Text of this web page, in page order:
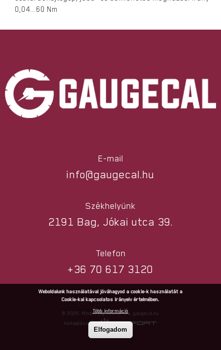
0,04...60 Nm
E-mail
info@gaugecal.hu
Székhelyünk
2191 Bag, Jókai utca 39.
Telefon
+36 70 617 3120
© 2026. Minden jog fenntartva, gaugecal.hu
honlapkészítés
Weboldalunk használatával jóváhagyod a cookie-k használatát a
Cookie-kal kapcsolatos irányelv értelmében.
Több információ
Elfogadom